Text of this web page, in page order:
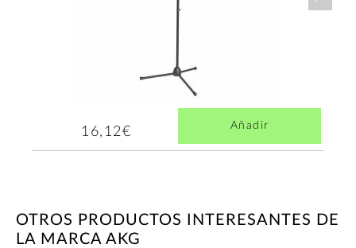
16,12€ Añadir
OTROS PRODUCTOS INTERESANTES DE
LA MARCA AKG